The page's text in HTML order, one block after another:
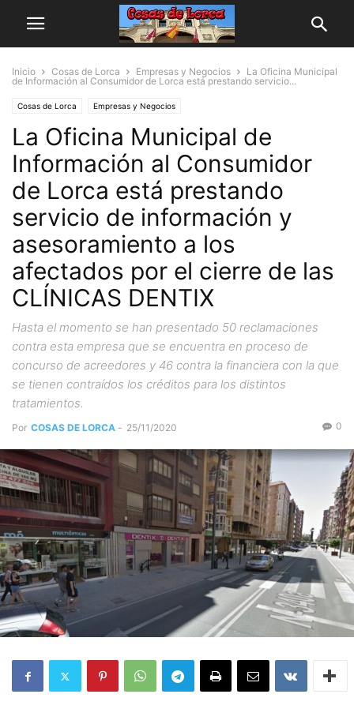
Inicio Cosas de Lorca Empresas y Negocios
La Oficina Municipal
de Información al Consumidor de Lorca está prestando servicio...
Cosas de Lorca Empresas y Negocios
La Oficina Municipal de
Información al Consumidor
de Lorca está prestando
servicio de información y
asesoramiento a los
afectados por el cierre de las
CLÍNICAS DENTIX
Hasta el momento se han presentado 50 reclamaciones
contra esta empresa que se encuentra en proceso de
concurso de acreedores y 46 contra la financiera con la que
se tienen contraídos los créditos para los distintos
tratamientos.
Por COSAS DE LORCA - 25/11/2020 0